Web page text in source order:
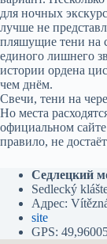
для ночных
лучше не
пляшущие тени на
единого лишнего
истории ордена
чем днём.
Свечи, тени на
Но места
официальном
правило, не
Седлецкий
Sedlecký
Адрес:
site
GPS: